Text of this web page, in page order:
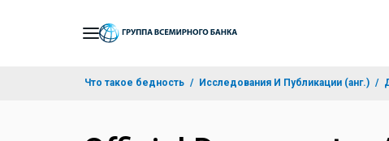
Что такое бедность Исследования И Публикации (анг.)